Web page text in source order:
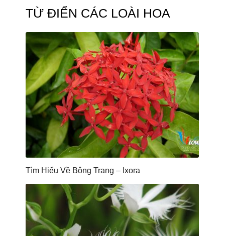
TỪ ĐIỂN CÁC LOÀI HOA
Tìm Hiểu Về Bông Trang – Ixora